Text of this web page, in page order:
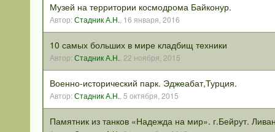
Музей на территории космодрома Байконур.
Автор:Стадник А.Н., 16 января, 2016
10 самых больших в мире кладбищ техники
Автор: Стадник А.Н., 22 ноября, 2015
Военно-исторический парк. Эджеабат,Турция.
Автор:Стадник А.Н.,5 октября, 2015
Памятник из танков «Надежда на мир». г.Бейрут.